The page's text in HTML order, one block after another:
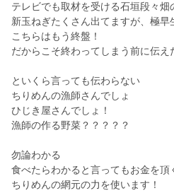
テレビでも取材を受ける石垣段々畑
新玉ねぎたくさん出てますが、極早
こちらはもう終盤！
だからこそ終わってしまう前に伝え
といくら言っても伝わらない
ちりめんの漁師さんでしょ
ひじき屋さんでしょ！
漁師の作る野菜？？？？？
勿論わかる
食べたらわかると言ってもお金を頂
ちりめんの網元の力を使います！